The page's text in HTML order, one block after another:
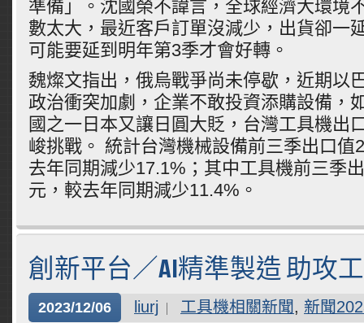
準備」。沈國榮不諱言，全球經濟大環境
數太大，最近客戶訂單沒減少，出貨卻一
可能要延到明年第3季才會好轉。
魏燦文指出，俄烏戰爭尚未停歇，近期以
政治衝突加劇，企業不敢投資添購設備，
國之一日本又讓日圓大貶，台灣工具機出
峻挑戰。 統計台灣機械設備前三季出口值
去年同期減少17.1%；其中工具機前三季
元，較去年同期減少11.4%。
創新平台／AI精準製造 助攻
2023/12/06 liurj 工具機相關新聞, 新聞